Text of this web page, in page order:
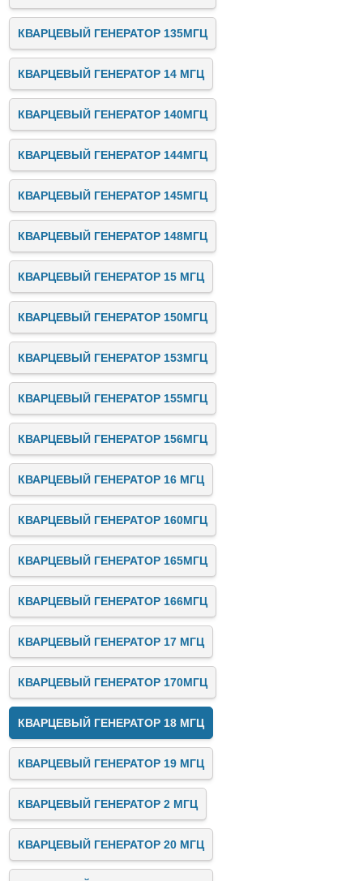
КВАРЦЕВЫЙ ГЕНЕРАТОР 135МГЦ
КВАРЦЕВЫЙ ГЕНЕРАТОР 14 МГЦ
КВАРЦЕВЫЙ ГЕНЕРАТОР 140МГЦ
КВАРЦЕВЫЙ ГЕНЕРАТОР 144МГЦ
КВАРЦЕВЫЙ ГЕНЕРАТОР 145МГЦ
КВАРЦЕВЫЙ ГЕНЕРАТОР 148МГЦ
КВАРЦЕВЫЙ ГЕНЕРАТОР 15 МГЦ
КВАРЦЕВЫЙ ГЕНЕРАТОР 150МГЦ
КВАРЦЕВЫЙ ГЕНЕРАТОР 153МГЦ
КВАРЦЕВЫЙ ГЕНЕРАТОР 155МГЦ
КВАРЦЕВЫЙ ГЕНЕРАТОР 156МГЦ
КВАРЦЕВЫЙ ГЕНЕРАТОР 16 МГЦ
КВАРЦЕВЫЙ ГЕНЕРАТОР 160МГЦ
КВАРЦЕВЫЙ ГЕНЕРАТОР 165МГЦ
КВАРЦЕВЫЙ ГЕНЕРАТОР 166МГЦ
КВАРЦЕВЫЙ ГЕНЕРАТОР 17 МГЦ
КВАРЦЕВЫЙ ГЕНЕРАТОР 170МГЦ
КВАРЦЕВЫЙ ГЕНЕРАТОР 18 МГЦ
КВАРЦЕВЫЙ ГЕНЕРАТОР 19 МГЦ
КВАРЦЕВЫЙ ГЕНЕРАТОР 2 МГЦ
КВАРЦЕВЫЙ ГЕНЕРАТОР 20 МГЦ